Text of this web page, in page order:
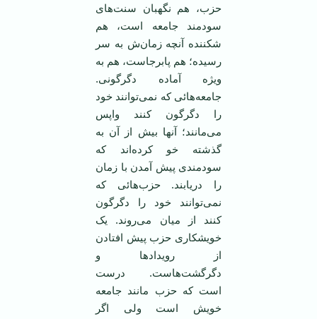
حزب، هم نگهبان سنت‌های
سودمند جامعه است، هم
شکننده آنچه زمان‌ش به سر
رسیده؛ هم پابرجاست، هم به
ویژه آماده دگرگونی.
جامعه‌هائی که نمی‌توانند خود
را دگرگون کنند واپس
می‌مانند؛ آنها بیش از آن به
گذشته خو کرده‌اند که
سودمندی پیش آمدن با زمان
را دریابند. حزب‌هائی که
نمی‌توانند خود را دگرگون
کنند از میان می‌روند. یک
خویشکاری حزب پیش افتادن
از رویدادها و
دگرگشت‌هاست. درست
است که حزب مانند جامعه
خویش است ولی اگر